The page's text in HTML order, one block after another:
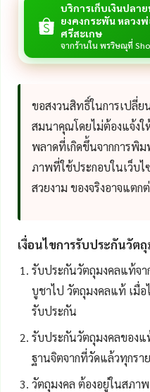
บริการเก็บเงินปลา
ยงคงกระพัน หลวง
ศรีสะเกษ
จากร้านใน พรวิษณุที่
ขอสงวนสิทธิ์ในการเปลี่
สมนาคุณโดยไม่ต้องแจ้ง
พลาดที่เกิดขึ้นจากการพิ
ภาพที่ใช้ประกอบในเว็บ
สวยงาม ของจริงอาจแตก
เงื่อนไขการรับประกันวัต
รับประกันวัตถุมงคลแท้จ
บูชาไป วัตถุมงคลแท้ เมื่อ
รับประกัน
รับประกันวัตถุมงคลของ
ฐานจิตจากที่วัดแล้วทุกรา
วัตถุมงคล ต้องอยู่ในสภา